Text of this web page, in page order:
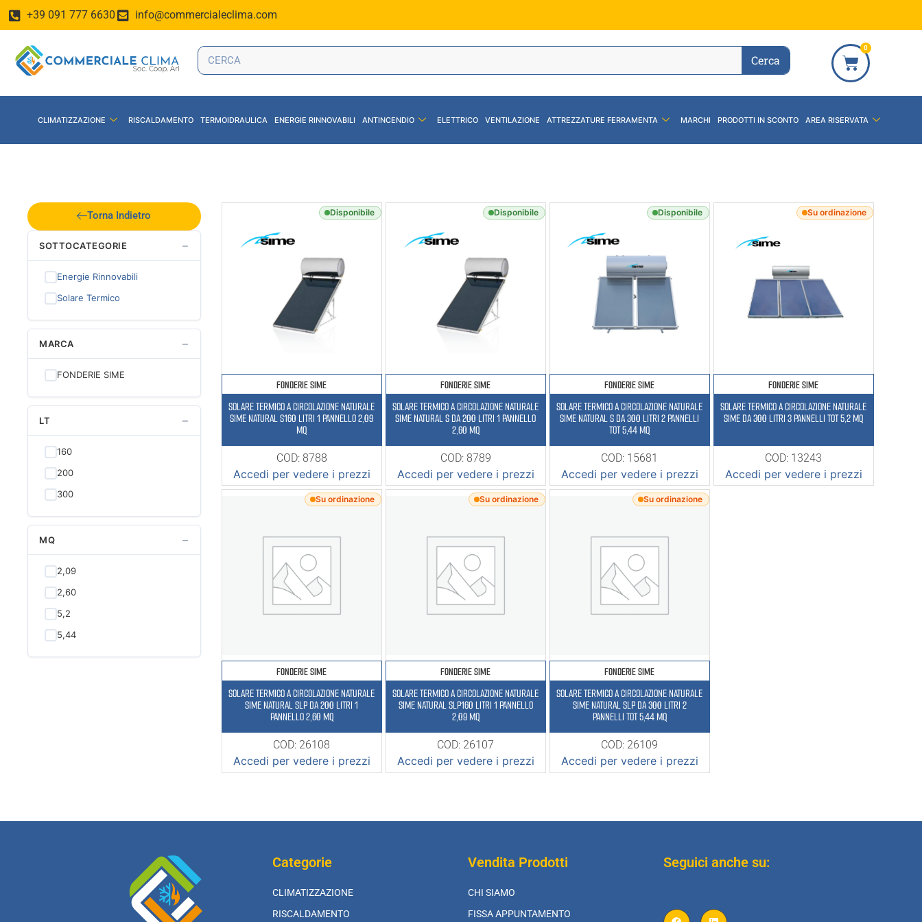
+39 091 777 6630 info@commercialeclima.com
Cerca
0
CLIMATIZZAZIONE RISCALDAMENTO TERMOIDRAULICA ENERGIE RINNOVABILI ANTINCENDIO ELETTRICO VENTILAZIONE ATTREZZATURE FERRAMENTA MARCHI PRODOTTI IN SCONTO AREA RISERVATA
Torna Indietro
SOTTOCATEGORIE −
Energie Rinnovabili
Solare Termico
MARCA −
FONDERIE SIME
LT −
160
200
300
MQ −
2,09
2,60
5,2
5,44
Disponibile
FONDERIE SIME
SOLARE TERMICO A CIRCOLAZIONE NATURALE
SIME NATURAL S160 LITRI 1 PANNELLO 2,09
MQ
COD: 8788
Accedi per vedere i prezzi
Disponibile
FONDERIE SIME
SOLARE TERMICO A CIRCOLAZIONE NATURALE
SIME NATURAL S DA 200 LITRI 1 PANNELLO
2,60 MQ
COD: 8789
Accedi per vedere i prezzi
Disponibile
FONDERIE SIME
SOLARE TERMICO A CIRCOLAZIONE NATURALE
SIME NATURAL S DA 300 LITRI 2 PANNELLI
TOT 5,44 MQ
COD: 15681
Accedi per vedere i prezzi
Su ordinazione
FONDERIE SIME
SOLARE TERMICO A CIRCOLAZIONE NATURALE
SIME DA 300 LITRI 3 PANNELLI TOT 5,2 MQ
COD: 13243
Accedi per vedere i prezzi
Su ordinazione
FONDERIE SIME
SOLARE TERMICO A CIRCOLAZIONE NATURALE
SIME NATURAL SLP DA 200 LITRI 1
PANNELLO 2,60 MQ
COD: 26108
Accedi per vedere i prezzi
Su ordinazione
FONDERIE SIME
SOLARE TERMICO A CIRCOLAZIONE NATURALE
SIME NATURAL SLP160 LITRI 1 PANNELLO
2,09 MQ
COD: 26107
Accedi per vedere i prezzi
Su ordinazione
FONDERIE SIME
SOLARE TERMICO A CIRCOLAZIONE NATURALE
SIME NATURAL SLP DA 300 LITRI 2
PANNELLI TOT 5,44 MQ
COD: 26109
Accedi per vedere i prezzi
Categorie
CLIMATIZZAZIONE
RISCALDAMENTO
Vendita Prodotti
CHI SIAMO
FISSA APPUNTAMENTO
Seguici anche su: